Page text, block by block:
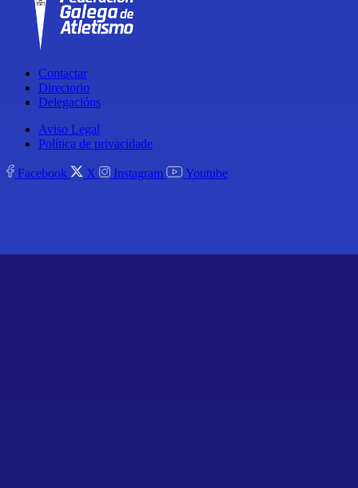
Contactar
Directorio
Delegacións
Aviso Legal
Política de privacidade
Facebook X Instagram Youtube